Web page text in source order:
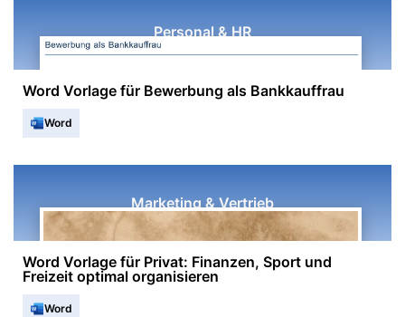
Personal & HR
Word Vorlage für Bewerbung als Bankkauffrau
Word
Marketing & Vertrieb
Word Vorlage für Privat: Finanzen, Sport und
Freizeit optimal organisieren
Word